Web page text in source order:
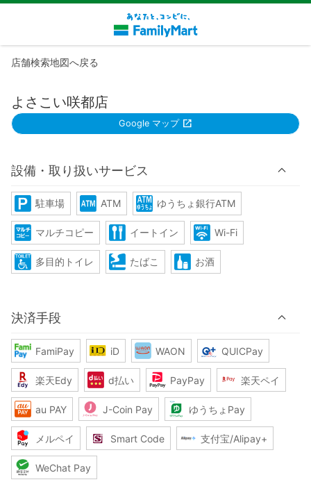
店舗検索地図へ戻る
よさこい咲都店
Google マップ
設備・取り扱いサービス
駐車場 ATM ゆうちょ銀行ATM
マルチコピー イートイン Wi-Fi
多目的トイレ たばこ お酒
決済手段
FamiPay iD WAON QUICPay
楽天Edy d払い PayPay 楽天ペイ
au PAY J-Coin Pay ゆうちょPay
メルペイ Smart Code 支付宝/Alipay+
WeChat Pay